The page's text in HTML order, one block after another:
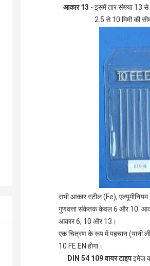
आकार 13 - इसमें तार संख्या 13 से
2.5 से 10 मिमी की
सभी आकार स्टील (Fe),
गुणवत्ता संकेतक केवल 6 और 10.
आकार 6, 10 और 13।
एक चित्रण के रूप में पहचान (यानी
10 FE EN होगा।
DIN 54 109 वायर टाइपइमेज